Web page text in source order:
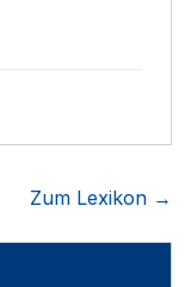
Zum Lexikon →